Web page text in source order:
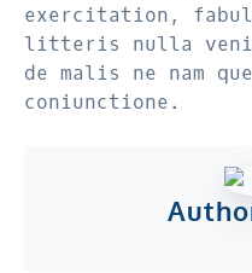
exercitation,
litteris nulla
de malis ne nam
coniunctione.